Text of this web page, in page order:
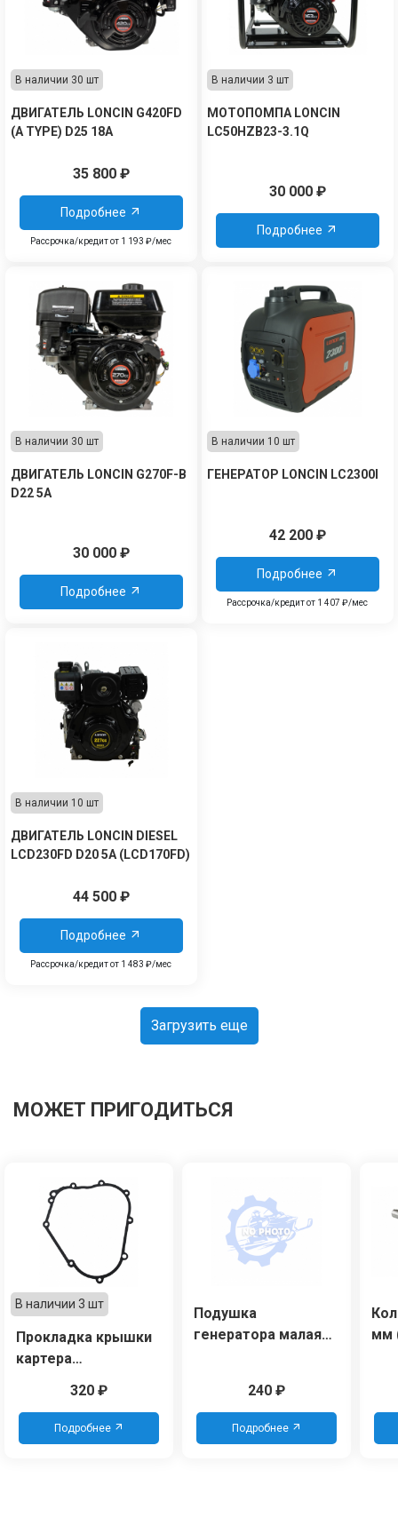
В наличии 30 шт
ДВИГАТЕЛЬ LONCIN G420FD
(A TYPE) D25 18A
35 800₽
Подробнее
Рассрочка/кредит от 1 193 ₽/мес
В наличии 3 шт
МОТОПОМПА LONCIN
LC50HZB23-3.1Q
30 000₽
Подробнее
В наличии 30 шт
ДВИГАТЕЛЬ LONCIN G270F-B
D22 5А
30 000₽
Подробнее
В наличии 10 шт
ГЕНЕРАТОР LONCIN LC2300I
42 200₽
Подробнее
Рассрочка/кредит от 1 407 ₽/мес
В наличии 10 шт
ДВИГАТЕЛЬ LONCIN DIESEL
LCD230FD D20 5А (LCD170FD)
44 500₽
Подробнее
Рассрочка/кредит от 1 483 ₽/мес
Загрузить еще
МОЖЕТ ПРИГОДИТЬСЯ
В наличии 3 шт
Прокладка крышки
картера
320 ₽
Подробнее
Подушка
генератора малая
240 ₽
Подробнее
мм